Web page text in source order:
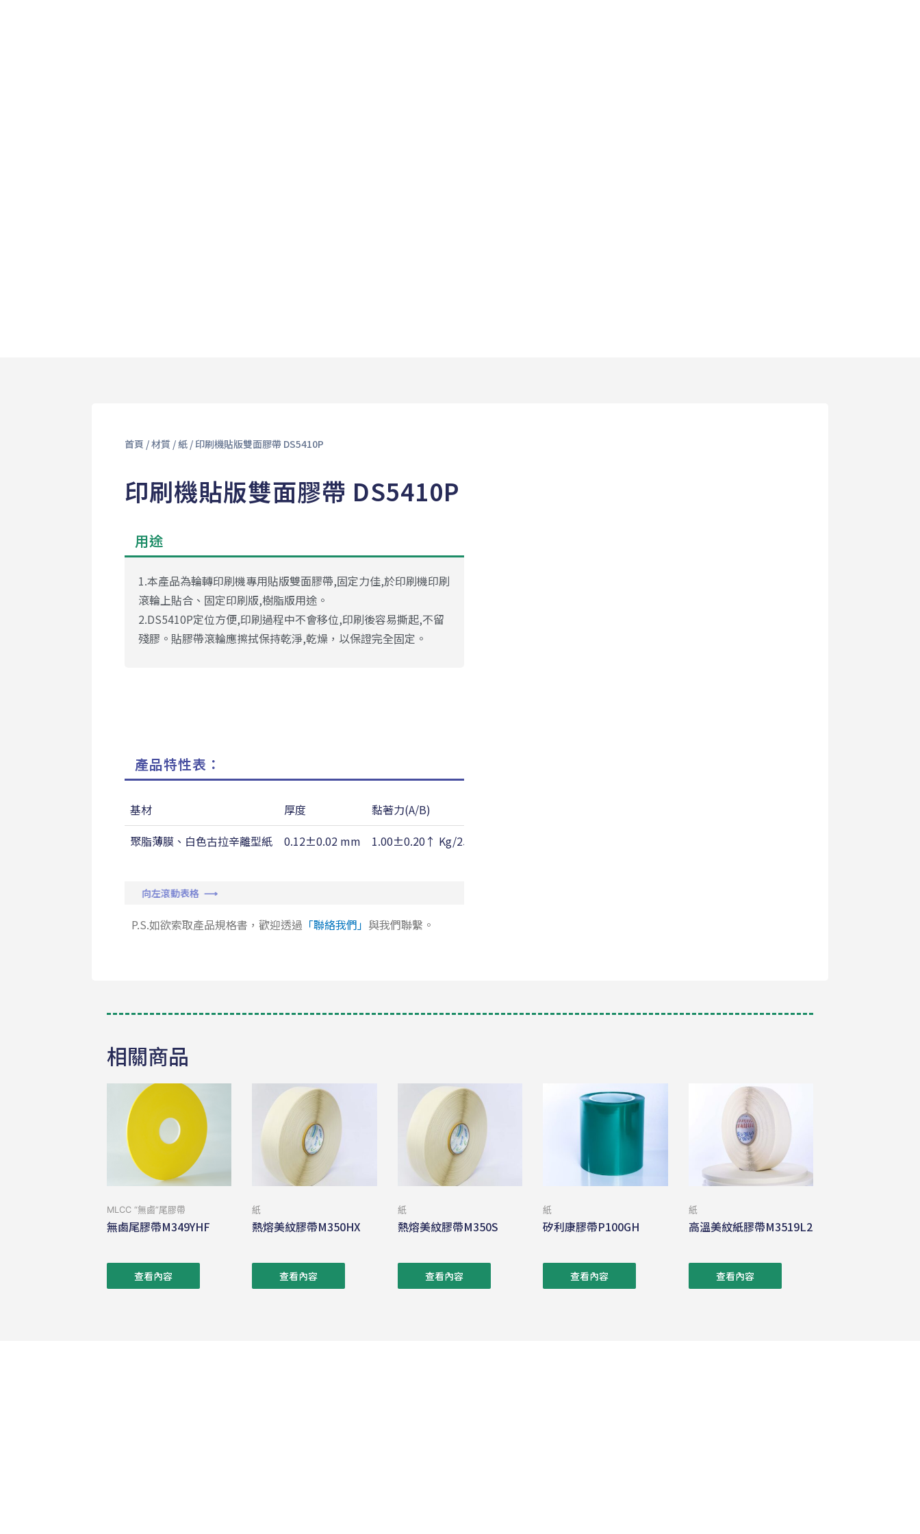
首頁 /材質/紙/ 印刷機貼版雙面膠帶 DS5410P
印刷機貼版雙面膠帶 DS5410P
用途
1.本產品為輪轉印刷機專用貼版雙面膠帶,固定力佳,於印刷機印刷
滾輪上貼合、固定印刷版,樹脂版用途。
2.DS5410P定位方便,印刷過程中不會移位,印刷後容易撕起,不留
殘膠。貼膠帶滾輪應擦拭保持乾淨,乾燥，以保證完全固定。
產品特性表：
基材 厚度 黏著力(A/B)
聚脂薄膜、白色古拉辛離型紙
0.12±0.02 mm 1.00±0.20↑ Kg/25mm
向左滾動表格 ⟶
P.S.如欲索取產品規格書，歡迎透過 「聯絡我們」 與我們聯繫。
相關商品
MLCC “無⿄”尾膠帶
無鹵尾膠帶M349YHF
查看內容
紙
熱熔美紋膠帶M350HX
查看內容
紙
熱熔美紋膠帶M350S
查看內容
紙
矽利康膠帶P100GH
查看內容
紙
高溫美紋紙膠帶M3519L2
查看內容